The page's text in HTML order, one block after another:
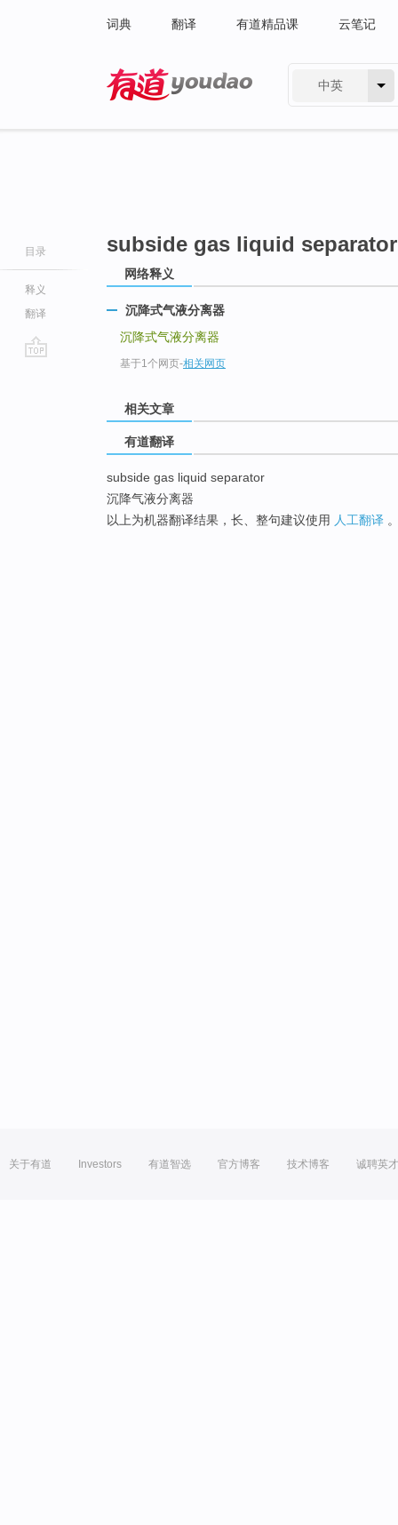
词典 翻译 有道精品课 云笔记
中英
目录
释义
翻译
subside gas liquid separator
网络释义
沉降式气液分离器
沉降式气液分离器
基于1个网页-相关网页
相关文章
有道翻译
subside gas liquid separator
沉降气液分离器
以上为机器翻译结果，长、整句建议使用 人工翻译
关于有道 Investors 有道智选 官方博客 技术博客 诚聘英才